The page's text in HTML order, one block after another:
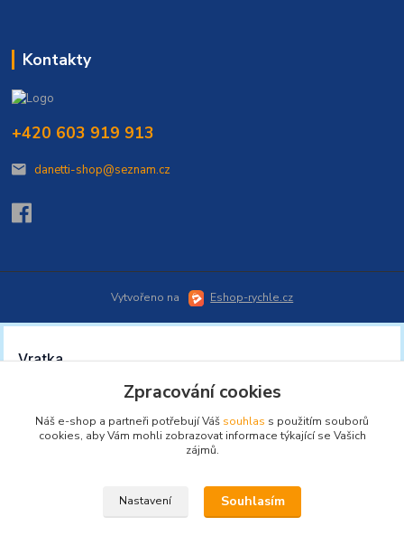
Kontakty
+420 603 919 913
danetti-shop@seznam.cz
Vytvořeno na Eshop-rychle.cz
Zpracování cookies
Náš e-shop a partneři potřebují Váš souhlas s použitím souborů
cookies, aby Vám mohli zobrazovat informace týkající se Vašich
zájmů.
Nastavení Souhlasím